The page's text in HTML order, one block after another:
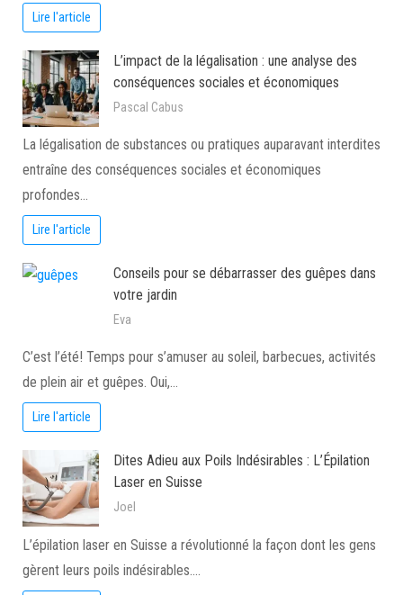
Lire l'article
L’impact de la légalisation : une analyse des
conséquences sociales et économiques
Pascal Cabus
La légalisation de substances ou pratiques auparavant interdites
entraîne des conséquences sociales et économiques
profondes…
Lire l'article
Conseils pour se débarrasser des guêpes dans
votre jardin
Eva
C’est l’été! Temps pour s’amuser au soleil, barbecues, activités
de plein air et guêpes. Oui,…
Lire l'article
Dites Adieu aux Poils Indésirables : L’Épilation
Laser en Suisse
Joel
L’épilation laser en Suisse a révolutionné la façon dont les gens
gèrent leurs poils indésirables.…